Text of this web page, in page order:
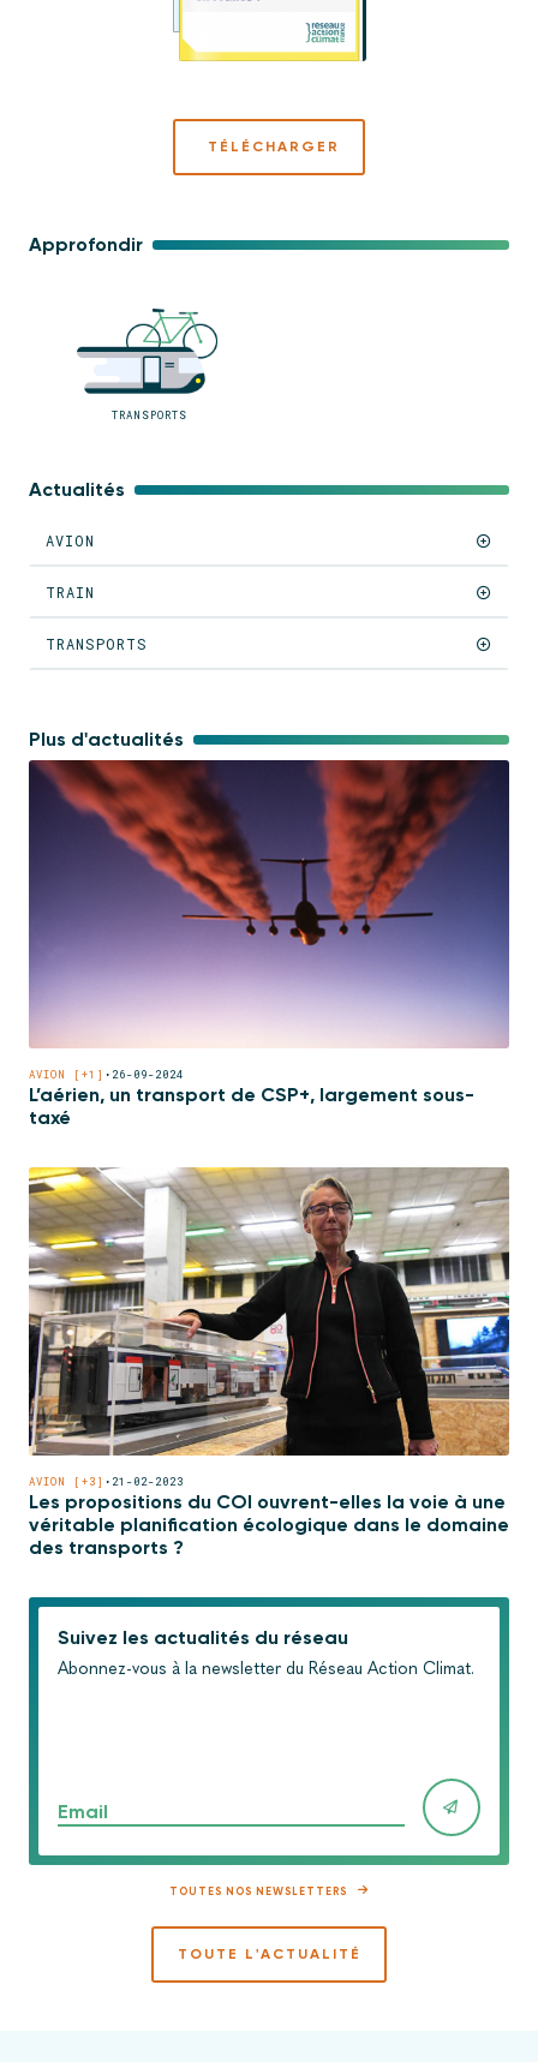
Approfondir
TRANSPORTS
Actualités
AVION
TRAIN
TRANSPORTS
TÉLÉCHARGER
Plus d'actualités
AVION [+1] • 26-09-2024
L’aérien, un transport de CSP+, largement sous-
taxé
AVION [+3] • 21-02-2023
Les propositions du COI ouvrent-elles la voie à une
véritable planification écologique dans le domaine
des transports ?
Suivez les actualités du réseau
Abonnez-vous à la newsletter du Réseau Action Climat.
Email
TOUTES NOS NEWSLETTERS
TOUTE L'ACTUALITÉ